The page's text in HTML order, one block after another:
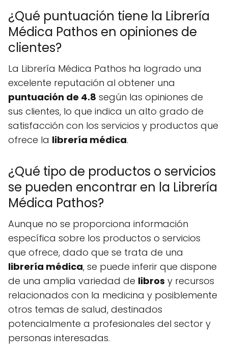
¿Qué puntuación tiene la Librería
Médica Pathos en opiniones de
clientes?
La Librería Médica Pathos ha logrado una
excelente reputación al obtener una
puntuación de 4.8 según las opiniones de
sus clientes, lo que indica un alto grado de
satisfacción con los servicios y productos que
ofrece la librería médica.
¿Qué tipo de productos o servicios
se pueden encontrar en la Librería
Médica Pathos?
Aunque no se proporciona información
específica sobre los productos o servicios
que ofrece, dado que se trata de una
librería médica, se puede inferir que dispone
de una amplia variedad de libros y recursos
relacionados con la medicina y posiblemente
otros temas de salud, destinados
potencialmente a profesionales del sector y
personas interesadas.